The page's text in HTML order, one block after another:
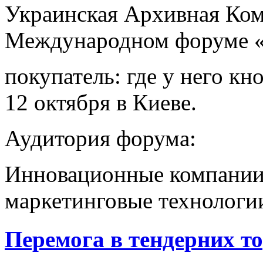
Украинская Архивная
Международном форуме
покупатель: где у него
12 октября в Киеве.
Аудитория форума:
Инновационные
маркетинговые
Перемога в тендерних